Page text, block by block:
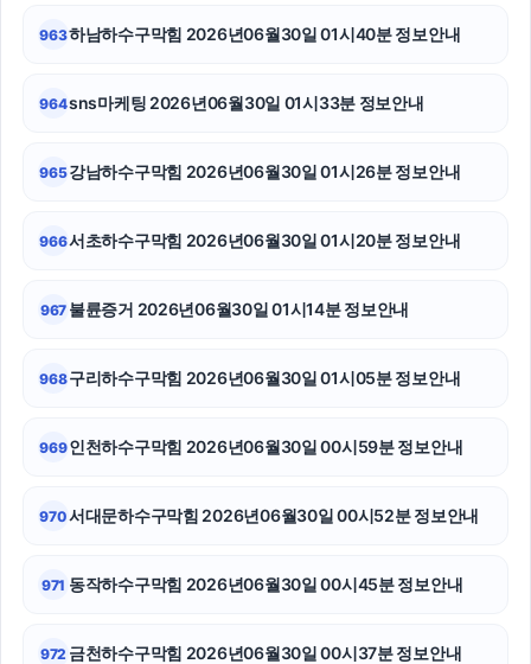
금천구하수구막힘
흥신소
수원형사전문변호사
강아지파양
유방암요양병원
963하남하수구막힘 2026년06월30일 01시40분 정보안내
964sns마케팅 2026년06월30일 01시33분 정보안내
965강남하수구막힘 2026년06월30일 01시26분 정보안내
966서초하수구막힘 2026년06월30일 01시20분 정보안내
967 불륜증거 2026년06월30일 01시14분 정보안내
968구리하수구막힘 2026년06월30일 01시05분 정보안내
969인천하수구막힘 2026년06월30일 00시59분 정보안내
970서대문하수구막힘 2026년06월30일 00시52분 정보안내
971 동작하수구막힘 2026년06월30일 00시45분 정보안내
972 금천하수구막힘 2026년06월30일 00시37분 정보안내